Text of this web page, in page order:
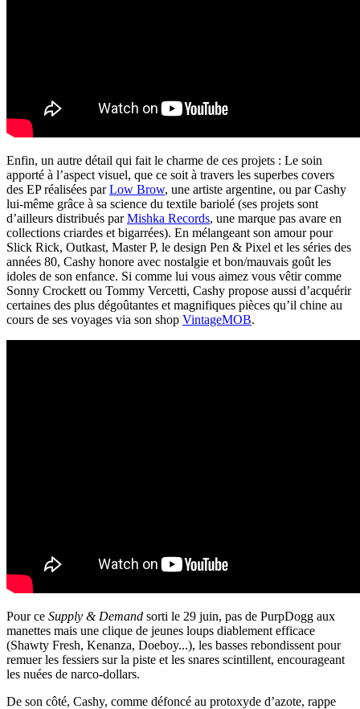
Enfin, un autre détail qui fait le charme de ces projets : Le soin
apporté à l’aspect visuel, que ce soit à travers les superbes covers
des EP réalisées parLow Brow, une artiste argentine, ou par Cashy
lui-même grâce à sa science du textile bariolé (ses projets sont
d’ailleurs distribués parMishka Records, une marque pas avare en
collections criardes et bigarrées). En mélangeant son amour pour
Slick Rick, Outkast, Master P, le design Pen & Pixel et les séries des
années 80, Cashy honore avec nostalgie et bon/mauvais goût les
idoles de son enfance. Si comme lui vous aimez vous vêtir comme
Sonny Crockett ou Tommy Vercetti, Cashy propose aussi d’acquérir
certaines des plus dégoûtantes et magnifiques pièces qu’il chine au
cours de ses voyages via son shop VintageMOB.
Pour ce Supply & Demand sorti le 29 juin, pas de PurpDogg aux
manettes mais une clique de jeunes loups diablement efficace
(Shawty Fresh, Kenanza, Doeboy...), les basses rebondissent pour
remuer les fessiers sur la piste et les snares scintillent, encourageant
les nuées de narco-dollars.
De son côté, Cashy, comme défoncé au protoxyde d’azote, rappe